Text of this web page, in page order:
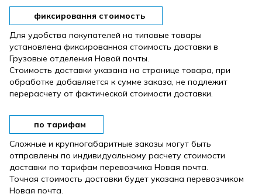
фиксировання стоимость
Для удобства покупателей на типовые товары
установлена ​​фиксированная стоимость доставки в
Грузовые отделения Новой почты.
Стоимость доставки указана на странице товара, при
обработке добавляется к сумме заказа, не подлежит
перерасчету от фактической стоимости доставки.
по тарифам
Сложные и крупногабаритные заказы могут быть
отправлены по индивидуальному расчету стоимости
доставки по тарифам перевозчика Новая почта.
Точная стоимость доставки будет указана перевозчиком
Новая почта.